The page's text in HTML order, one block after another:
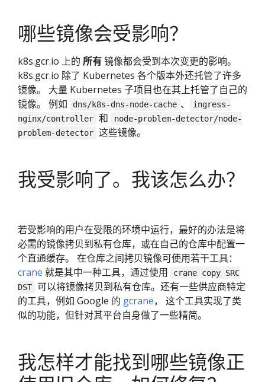
哪些镜像会受影响？
k8s.gcr.io 上的 所有镜像都会受到本次变更的影响。
k8s.gcr.io 除了 Kubernetes 各个版本外还托管了许多
镜像。 大量 Kubernetes 子项目也在其上托管了自己的
镜像。 例如
dns/k8s-dns-node-cache 、
ingress-
nginx/controller 和
node-problem-detector/node-
problem-detector 这些镜像。
我受影响了。我该怎么办？
若受影响的用户在受限的环境中运行，最好的办法是将
必需的镜像拷贝到私有仓库，或在自己的仓库中配置一
个直通缓存。 在仓库之间拷贝镜像可使用若干工具：
crane 就是其中一种工具，通过使用
crane copy SRC
DST 可以将镜像拷贝到私有仓库。还有一些供应商特定
的工具，例如 Google 的 gcrane， 这个工具实现了类
似的功能，但针对其平台自身做了一些精简。
我怎样才能找到哪些镜像正